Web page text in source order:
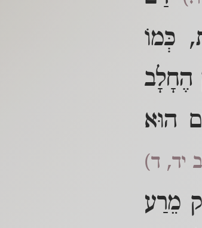
כְּמוֹ
הֶחָלָב
הוּא
יד, ד)
מֵרַע